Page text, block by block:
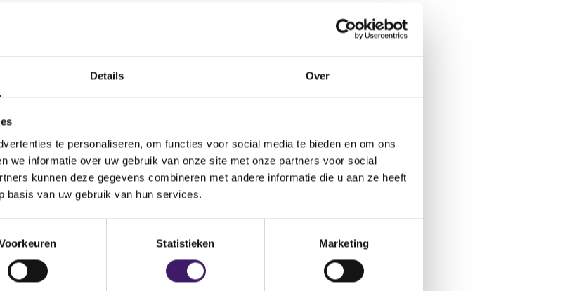
Details Over
te personaliseren, om functies voor social media te bieden en om ons
we informatie over uw gebruik van onze site met onze partners voor social
kunnen deze gegevens combineren met andere informatie die u aan ze heeft
basis van uw gebruik van hun services.
Statistieken Marketing
geeft. Al was het maar omdat een check daarop vaste prik is bij de
is dan op eigen risico.
Wat ging goed en wat kan en moet beter? Of de parlementaire
is waag ik te betwijfelen.
Jan Tinbergen stelde in 1952 al dat je per beleidsdoel eigenlijk
hebt. Belangrijker nog, leren gaat het best in een veilige omgeving,